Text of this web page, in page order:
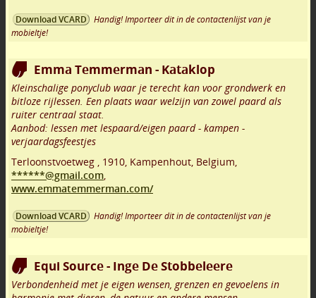
Download VCARD
Handig! Importeer dit in de contactenlijst van je
mobieltje!
Emma Temmerman - Kataklop
Kleinschalige ponyclub waar je terecht kan voor grondwerk en
bitloze rijlessen. Een plaats waar welzijn van zowel paard als
ruiter centraal staat.
Aanbod: lessen met lespaard/eigen paard - kampen -
verjaardagsfeestjes
Terloonstvoetweg , 1910, Kampenhout, Belgium,
******@gmail.com,
www.emmatemmerman.com/
Download VCARD
Handig! Importeer dit in de contactenlijst van je
mobieltje!
Equi Source - Inge De Stobbeleere
Verbondenheid met je eigen wensen, grenzen en gevoelens in